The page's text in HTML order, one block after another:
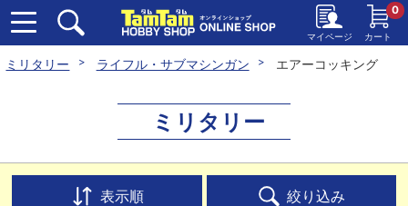
マイページ カート
0
ミリタリー ライフル・サブマシンガン エアーコッキング
ミリタリー
表示順 絞り込み